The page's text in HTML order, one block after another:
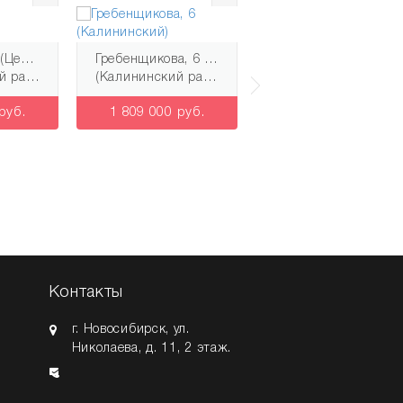
Фрунзе, 49/2 (Центральный)
Гребенщикова, 6 (Калининский)
(Калининский район)
1 809 000 руб.
Контакты
г. Новосибирск, ул.
Николаева, д. 11 , 2 этаж.